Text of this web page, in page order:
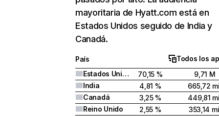
mayoritaria de Hyatt.com está en
Estados Unidos seguido de India y
Canadá.
País
Todos los
Estados Unidos
70,15 %
9,71 M
India
4,81 %
665,72
Canadá
3,25 %
449,81
Reino Unido
2,55 %
353,14